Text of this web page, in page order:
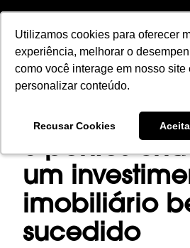
Utilizamos cookies para oferecer
experiência, melhorar o
como você interage em nosso site
personalizar conteúdo.
Recusar Cookies
Utilizamos cookies para oferecer
experiência, melhorar o
como você interage em nosso site
personalizar conteúdo.
Recusar Cookies
INVESTIMENTO IMOBILIÁRIO
6 PONTOS-CHAVE DE UM INVESTIMENTO
6 pontos-
um
imobiliário
sucedido